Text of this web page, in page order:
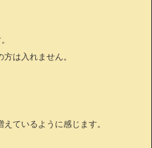
は入れません。
ているように感じます。